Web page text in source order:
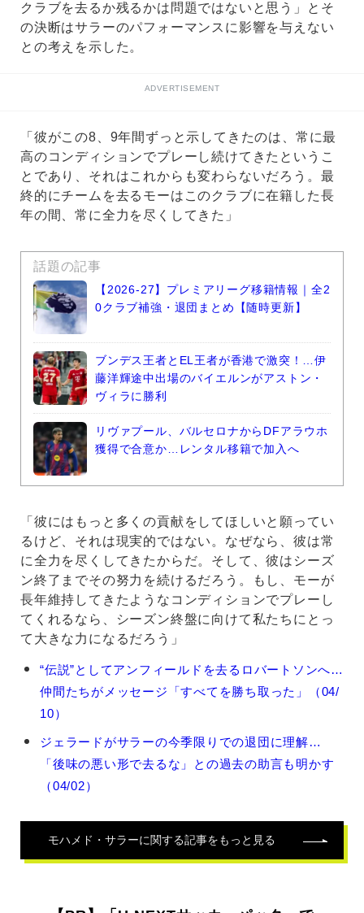
クラブを去るか残るかは問題ではないと思う」とそ
の決断はサラーのパフォーマンスに影響を与えない
との考えを示した。
ADVERTISEMENT
「彼がこの8、9年間ずっと示してきたのは、常に最
高のコンディションでプレーし続けてきたというこ
とであり、それはこれからも変わらないだろう。最
終的にチームを去るモーはこのクラブに在籍した長
年の間、常に全力を尽くしてきた」
話題の記事
【2026-27】プレミアリーグ移籍情報｜全2
0クラブ補強・退団まとめ【随時更新】
ブンデス王者とEL王者が香港で激突！…伊
藤洋輝途中出場のバイエルンがアストン・
ヴィラに勝利
リヴァプール、バルセロナからDFアラウホ
獲得で合意か…レンタル移籍で加入へ
「彼にはもっと多くの貢献をしてほしいと願ってい
るけど、それは現実的ではない。なぜなら、彼は常
に全力を尽くしてきたからだ。そして、彼はシーズ
ン終了までその努力を続けるだろう。もし、モーが
長年維持してきたようなコンディションでプレーし
てくれるなら、シーズン終盤に向けて私たちにとっ
て大きな力になるだろう」
モ
ド・
ラ
“伝説”としてアンフィールドを去るロバートソンへ…
仲間たちがメッセージ「すべてを勝ち取った」（04/
10）
ジェラードがサラーの今季限りでの退団に理解…
「後味の悪い形で去るな」との過去の助言も明かす
（04/02）
モハメド・サラーに関する記事をもっと見る